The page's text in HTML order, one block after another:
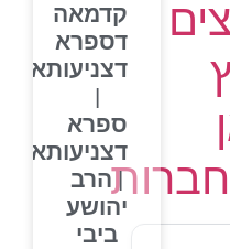
קדמאה
דספרא
דצניעותא
ספרא
דצניעותא
| הרב
יהושע
ביבי